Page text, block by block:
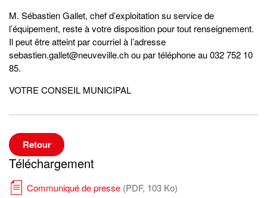
M. Sébastien Gallet, chef d’exploitation su service de
l’équipement, reste à votre disposition pour tout renseignement.
Il peut être atteint par courriel à l’adresse
sebastien.gallet@neuveville.ch ou par téléphone au 032 752 10
85.
VOTRE CONSEIL MUNICIPAL
Retour
Téléchargement
Communiqué de presse (PDF, 103 Ko)